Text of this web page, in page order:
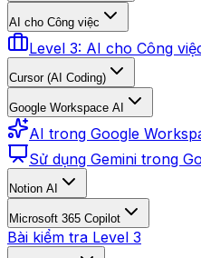
AI cho Công việc
Level 3: AI cho Công
Cursor (AI Coding)
Google Workspace AI
AI trong Google
Sử dụng Gemini trong
Notion AI
Microsoft 365 Copilot
Bài kiểm tra Level 3